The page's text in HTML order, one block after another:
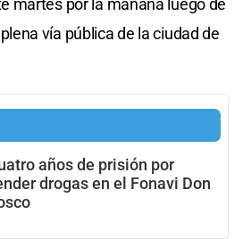
vía pública de la ciudad de
años de prisión por
drogas en el Fonavi Don